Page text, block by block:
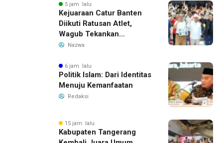
5 jam lalu
Kejuaraan Catur Banten
Diikuti Ratusan Atlet,
Wagub Tekankan
Pembinaan Dini
Nazwa
6 jam lalu
Politik Islam: Dari Identitas
Menuju Kemanfaatan
Redaksi
15 jam lalu
Kabupaten Tangerang